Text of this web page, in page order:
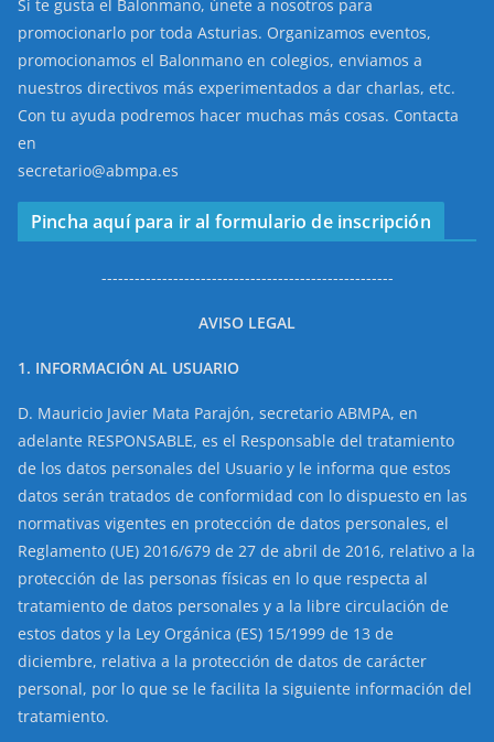
Si te gusta el Balonmano, únete a nosotros para
promocionarlo por toda Asturias. Organizamos eventos,
promocionamos el Balonmano en colegios, enviamos a
nuestros directivos más experimentados a dar charlas, etc.
Con tu ayuda podremos hacer muchas más cosas. Contacta
en
secretario@abmpa.es
Pincha aquí para ir al formulario de inscripción
-----------------------------------------------------
AVISO LEGAL
1. INFORMACIÓN AL USUARIO
D. Mauricio Javier Mata Parajón, secretario ABMPA, en
adelante RESPONSABLE, es el Responsable del tratamiento
de los datos personales del Usuario y le informa que estos
datos serán tratados de conformidad con lo dispuesto en las
normativas vigentes en protección de datos personales, el
Reglamento (UE) 2016/679 de 27 de abril de 2016, relativo a la
protección de las personas físicas en lo que respecta al
tratamiento de datos personales y a la libre circulación de
estos datos y la Ley Orgánica (ES) 15/1999 de 13 de
diciembre, relativa a la protección de datos de carácter
personal, por lo que se le facilita la siguiente información del
tratamiento.